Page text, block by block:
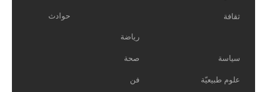
ثقافة حوادث
رياضة
سياسة صحة
علوم طبيعيّة فن